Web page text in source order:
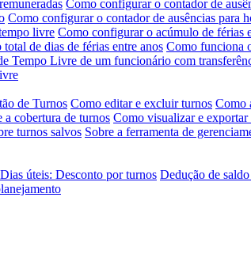
Como configurar o contador de
Como configurar o contador de ausências para
livre Como configurar o acúmulo de férias
de dias de férias entre anos Como funciona
Tempo Livre de um funcionário com
de Turnos Como editar e excluir turnos Como
a cobertura de turnos Como visualizar e
turnos salvos Sobre a ferramenta de
Dias úteis: Desconto por turnos Dedução de